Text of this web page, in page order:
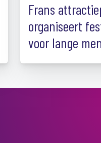
Frans
organiseert
voor lange